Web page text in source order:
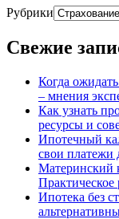
Рубрики
Свежие
Когда
– мнения
Как узнать
ресурсы и
Ипотечный
свои платежи
Материнский
Практическое
Ипотека без